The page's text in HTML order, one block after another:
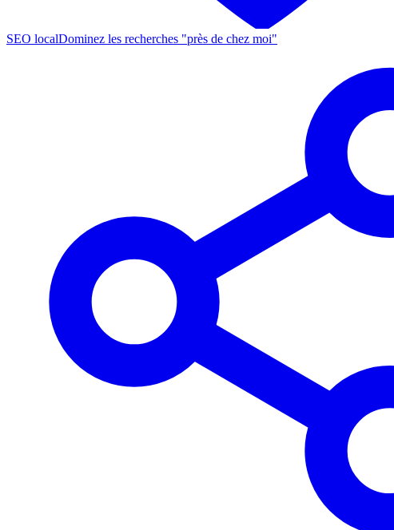
SEO localDominez les recherches "près de chez moi"